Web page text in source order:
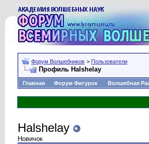
Форум Волшебников > Пользователи
Профиль Halshelay
Главная Форум Фигурок Волшебная
Halshelay
Новичок